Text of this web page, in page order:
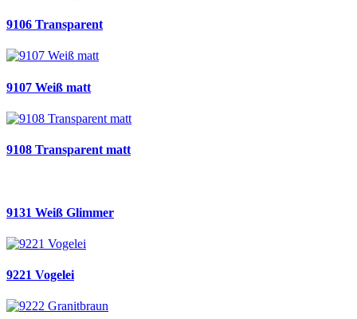
9106 Transparent
9107 Weiß matt
9108 Transparent matt
9131 Weiß Glimmer
9221 Vogelei